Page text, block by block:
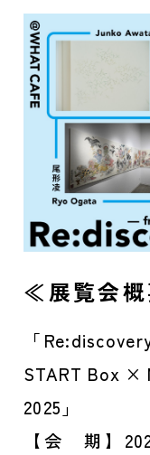
≪展覧会
「
START Box ×
2025」
【会 期】